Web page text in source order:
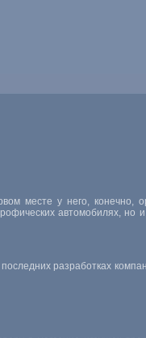
месте у него, конечно,
автомобилях, но
разработках